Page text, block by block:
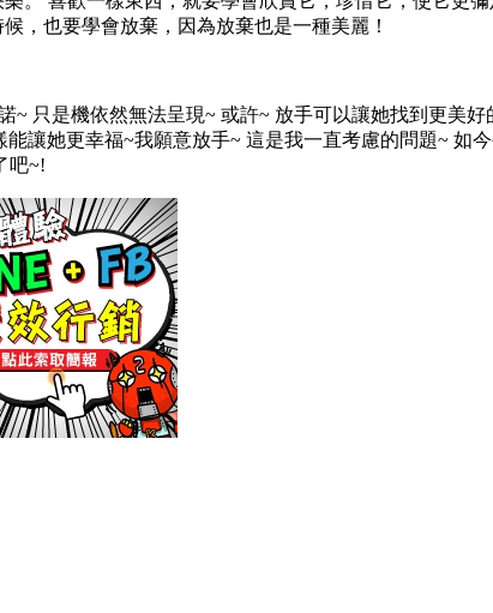
，也要學會放棄，因為放棄也是一種美麗！
只是機依然無法呈現~ 或許~ 放手可以讓她找到更美
讓她更幸福~我願意放手~ 這是我一直考慮的問題~ 如
吧~!